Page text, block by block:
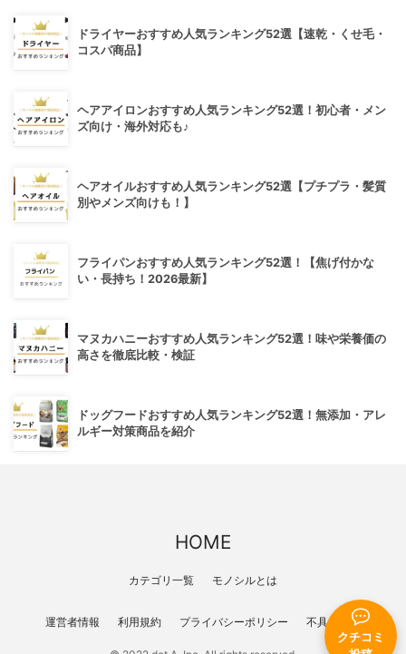
クチコミ
ドライヤーおすすめ人気ランキング52選【速乾・くせ毛・
コスパ商品】
ヘアアイロンおすすめ人気ランキング52選！初心者・メン
ズ向け・海外対応も♪
ヘアオイルおすすめ人気ランキング52選【プチプラ・髪質
別やメンズ向けも！】
フライパンおすすめ人気ランキング52選！【焦げ付かな
い・長持ち！2026最新】
マヌカハニーおすすめ人気ランキング52選！味や栄養価の
高さを徹底比較・検証
ドッグフードおすすめ人気ランキング52選！無添加・アレ
ルギー対策商品を紹介
HOME
カテゴリ一覧 モノシルとは
運営者情報 利用規約 プライバシーポリシー 不具合報告